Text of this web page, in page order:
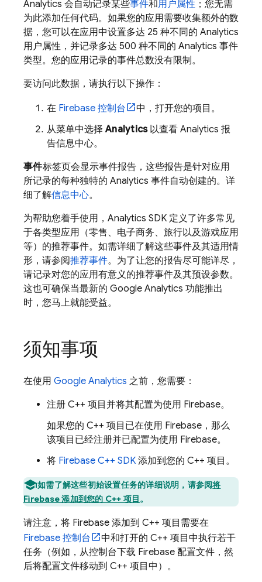
Analytics 会自动记录某些事件和用户属性 ；您无需
为此添加任何代码。如果您的应用需要收集额外的数
据，您可以在应用中设置多达 25 种不同的 Analytics
用户属性，并记录多达 500 种不同的 Analytics 事件
类型。您的应用记录的事件总数没有限制。
要访问此数据，请执行以下操作：
在 Firebase 控制台
中，打开您的项目。
从菜单中选择Analytics以查看Analytics 报
告信息中心。
事件标签页会显示事件报告，这些报告是针对应用
所记录的每种独特的 Analytics 事件自动创建的。详
细了解信息中心。
为帮助您着手使用， Analytics SDK 定义了许多常见
于各类型应用（零售、电子商务、旅行以及游戏应用
等）的推荐事件。如需详细了解这些事件及其适用情
形，请参阅推荐事件。为了让您的报告尽可能详尽，
请记录对您的应用有意义的推荐事件及其预设参数。
这也可确保当最新的 Google Analytics 功能推出
时，您马上就能受益。
须知事项
在使用 Google Analytics 之前，您需要：
注册 C++ 项目并将其配置为使用 Firebase。
如果您的 C++ 项目已在使用 Firebase，那么
该项目已经注册并已配置为使用 Firebase。
将 Firebase C++ SDK 添加到您的 C++ 项目。
如需了解这些初始设置任务的详细说明，请参阅将
Firebase 添加到您的 C++ 项目。
请注意，将 Firebase 添加到 C++ 项目需要在
Firebase 控制台
中和打开的 C++ 项目中执行若干
任务（例如，从控制台下载 Firebase 配置文件，然
后将配置文件移动到 C++ 项目中）。